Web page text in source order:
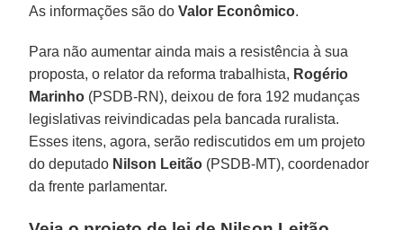
As informações são doValor Econômico.
Para não aumentar ainda mais a resistência à sua
proposta, o relator da reforma trabalhista, Rogério
Marinho (PSDB-RN), deixou de fora 192 mudanças
legislativas reivindicadas pela bancada ruralista.
Esses itens, agora, serão rediscutidos em um projeto
do deputado Nilson Leitão (PSDB-MT), coordenador
da frente parlamentar.